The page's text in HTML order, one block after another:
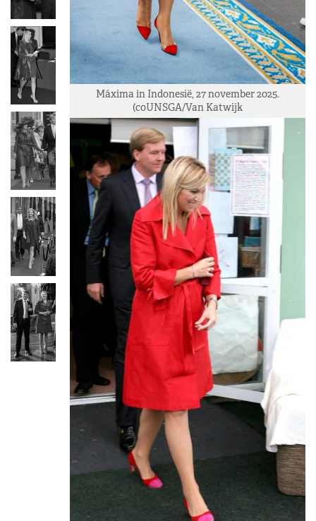
Máxima in Indonesië, 27 november 2025.
(c0UNSGA/Van Katwijk